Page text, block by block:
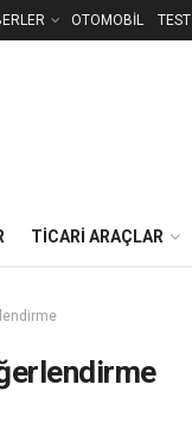
OTOMOBİL TEST
TİCARİ ARAÇLAR